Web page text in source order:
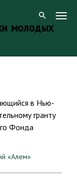
молодых
в Нью-
гранту
Фонда
«Алем»